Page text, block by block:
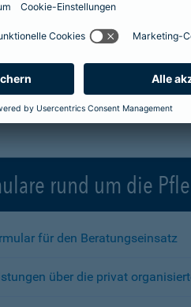
rund um die
für den Beratungseinsatz
über die privat